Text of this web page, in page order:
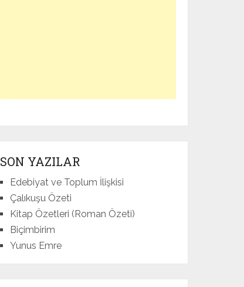
SON YAZILAR
Edebiyat ve Toplum İlişkisi
Çalıkuşu Özeti
Kitap Özetleri (Roman Özeti)
Biçimbirim
Yunus Emre